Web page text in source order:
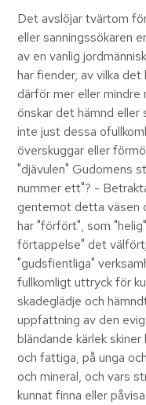
Det avslöjar tvärtom
eller sanningssökaren
av en vanlig
har fiender, av vilka
därför mer eller mindre
önskar det hämnd
inte just dessa
överskuggar eller
"djävulen" Gudomens
nummer ett"? -
gentemot detta väsen
har "förfört", som
förtappelse" det
"gudsfientliga"
fullkomligt uttryck för
skadeglädje och
uppfattning av den
bländande kärlek
och fattiga, på unga
och mineral, och vars
kunnat finna eller